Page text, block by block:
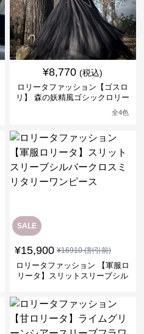
¥8,770 (税込)
ロリータファッション【ゴスロ
リ】 森の妖精風ゴシックロリー
全4色
SALE
¥15,900 ¥16910(割引前)
ロリータファッション 【軍服ロ
リータ】スリットスリーブシル